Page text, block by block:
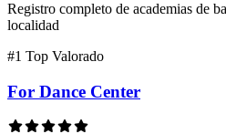
Registro completo de academias de
localidad
#1 Top Valorado
For Dance Center